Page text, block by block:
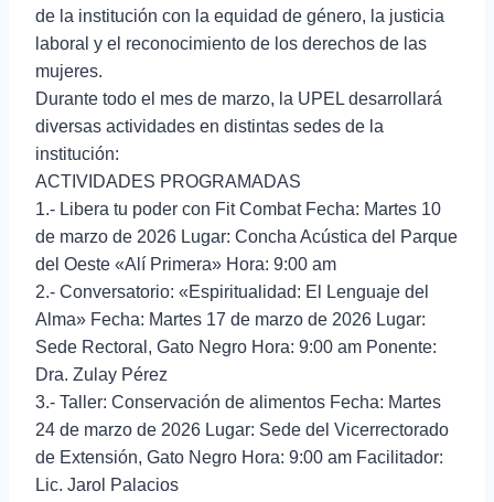
de la institución con la equidad de género, la justicia
laboral y el reconocimiento de los derechos de las
mujeres.
Durante todo el mes de marzo, la UPEL desarrollará
diversas actividades en distintas sedes de la
institución:
ACTIVIDADES PROGRAMADAS
1.- Libera tu poder con Fit Combat Fecha: Martes 10
de marzo de 2026 Lugar: Concha Acústica del Parque
del Oeste «Alí Primera» Hora: 9:00 am
2.- Conversatorio: «Espiritualidad: El Lenguaje del
Alma» Fecha: Martes 17 de marzo de 2026 Lugar:
Sede Rectoral, Gato Negro Hora: 9:00 am Ponente:
Dra. Zulay Pérez
3.- Taller: Conservación de alimentos Fecha: Martes
24 de marzo de 2026 Lugar: Sede del Vicerrectorado
de Extensión, Gato Negro Hora: 9:00 am Facilitador:
Lic. Jarol Palacios